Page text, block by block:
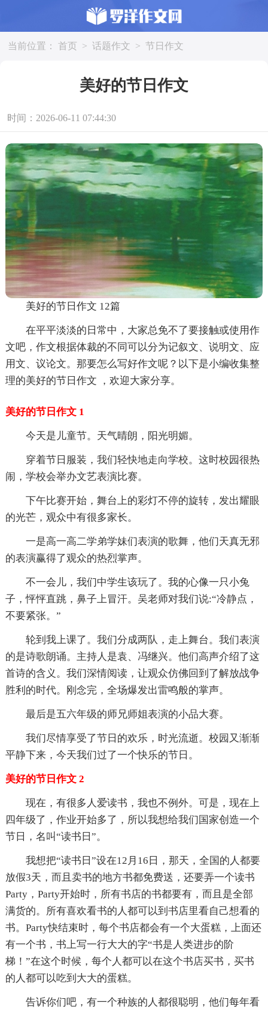
当前位置： 首页 > 话题作文 > 节日作文
美好的节日作文
时间：2026-06-11 07:44:30
美好的节日作文 12篇
在平平淡淡的日常中，大家总免不了要接触或使用作
文吧，作文根据体裁的不同可以分为记叙文、说明文、应
用文、议论文。那要怎么写好作文呢？以下是小编收集整
理的美好的节日作文 ，欢迎大家分享。
美好的节日作文 1
今天是儿童节。天气晴朗，阳光明媚。
穿着节日服装，我们轻快地走向学校。这时校园很热
闹，学校会举办文艺表演比赛。
下午比赛开始，舞台上的彩灯不停的旋转，发出耀眼
的光芒，观众中有很多家长。
一是高一高二学弟学妹们表演的歌舞，他们天真无邪
的表演赢得了观众的热烈掌声。
不一会儿，我们中学生该玩了。我的心像一只小兔
子，怦怦直跳，鼻子上冒汗。吴老师对我们说:“冷静点，
不要紧张。”
轮到我上课了。我们分成两队，走上舞台。我们表演
的是诗歌朗诵。主持人是袁、冯继兴。他们高声介绍了这
首诗的含义。我们深情阅读，让观众仿佛回到了解放战争
胜利的时代。刚念完，全场爆发出雷鸣般的掌声。
最后是五六年级的师兄师姐表演的小品大赛。
我们尽情享受了节日的欢乐，时光流逝。校园又渐渐
平静下来，今天我们过了一个快乐的节日。
美好的节日作文 2
现在，有很多人爱读书，我也不例外。可是，现在上
四年级了，作业开始多了，所以我想给我们国家创造一个
节日，名叫“读书日”。
我想把“读书日”设在12月16日，那天，全国的人都要
放假3天，而且卖书的地方书都免费送，还要弄一个读书
Party，Party开始时，所有书店的书都要有，而且是全部
满货的。所有喜欢看书的人都可以到书店里看自己想看的
书。Party快结束时，每个书店都会有一个大蛋糕，上面还
有一个书，书上写一行大大的字“书是人类进步的阶
梯！”在这个时候，每个人都可以在这个书店买书，买书
的人都可以吃到大大的蛋糕。
告诉你们吧，有一个种族的人都很聪明，他们每年看